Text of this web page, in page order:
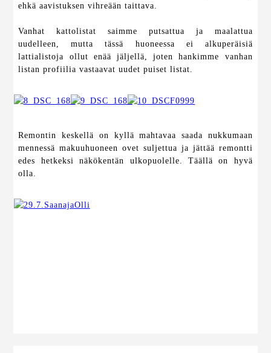
ehkä aavistuksen vihreään taittava.
Vanhat kattolistat saimme putsattua ja maalattua
uudelleen, mutta tässä huoneessa ei alkuperäisiä
lattialistoja ollut enää jäljellä, joten hankimme vanhan
listan profiilia vastaavat uudet puiset listat.
Remontin keskellä on kyllä mahtavaa saada nukkumaan
mennessä makuuhuoneen ovet suljettua ja jättää remontti
edes hetkeksi näkökentän ulkopuolelle. Täällä on hyvä
olla.